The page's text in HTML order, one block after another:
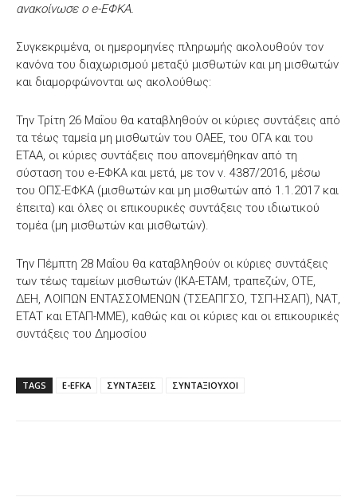
ανακοίνωσε ο e-ΕΦΚΑ.
Συγκεκριμένα, οι ημερομηνίες πληρωμής ακολουθούν τον
κανόνα του διαχωρισμού μεταξύ μισθωτών και μη μισθωτών
και διαμορφώνονται ως ακολούθως:
Την Τρίτη 26 Μαΐου θα καταβληθούν οι κύριες συντάξεις από
τα τέως ταμεία μη μισθωτών του ΟΑΕΕ, του ΟΓΑ και του
ΕΤΑΑ, οι κύριες συντάξεις που απονεμήθηκαν από τη
σύσταση του e-ΕΦΚΑ και μετά, με τον ν. 4387/2016, μέσω
του ΟΠΣ-ΕΦΚΑ (μισθωτών και μη μισθωτών από 1.1.2017 και
έπειτα) και όλες οι επικουρικές συντάξεις του ιδιωτικού
τομέα (μη μισθωτών και μισθωτών).
Την Πέμπτη 28 Μαΐου θα καταβληθούν οι κύριες συντάξεις
των τέως ταμείων μισθωτών (ΙΚΑ-ΕΤΑΜ, τραπεζών, ΟΤΕ,
ΔΕΗ, ΛΟΙΠΩΝ ΕΝΤΑΣΣΟΜΕΝΩΝ (ΤΣΕΑΠΓΣΟ, ΤΣΠ-ΗΣΑΠ), ΝΑΤ,
ΕΤΑΤ και ΕΤΑΠ-ΜΜΕ), καθώς και οι κύριες και οι επικουρικές
συντάξεις του Δημοσίου
TAGS E-EFKA ΣΥΝΤΑΞΕΙΣ ΣΥΝΤΑΞΙΟΥΧΟΙ